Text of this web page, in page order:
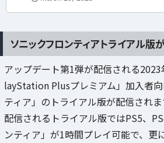
ソニックフロンティアトライアル版
アップデート第1弾が配信される
layStation Plusプレミアム」加入者
ティア」のトライアル版が配信されま
配信されるトライアル版ではPS5、
ンティア」が1時間プレイ可能で、更